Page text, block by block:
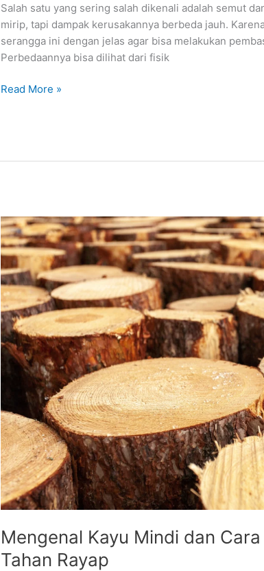
Salah satu yang sering salah dikenali adalah semut
mirip, tapi dampak kerusakannya berbeda jauh.
serangga ini dengan jelas agar bisa melakukan
Perbedaannya bisa dilihat dari fisik
Read More »
Mengenal Kayu Mindi dan
Tahan Rayap
Mengenal
Kayu
Mindi
dan
Cara
Membuatnya
Lebih
Tahan
Rayap